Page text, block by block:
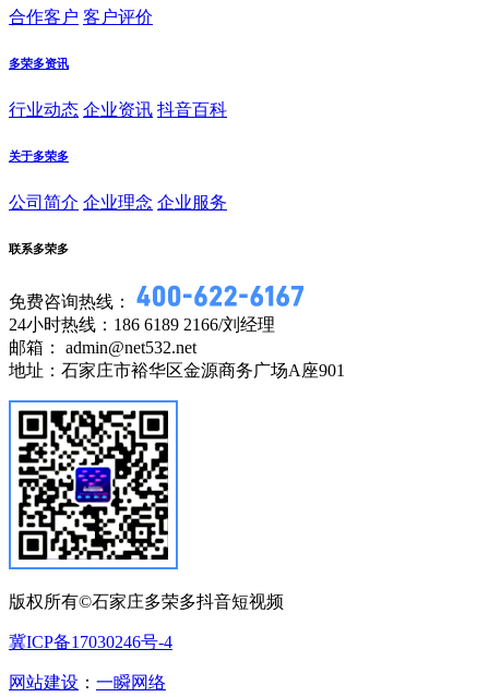
合作客户 客户评价
多荣多资讯
行业动态 企业资讯 抖音百科
关于多荣多
公司简介 企业理念 企业服务
联系多荣多
免费咨询热线：
24小时热线：186 6189 2166/刘经理
邮箱： admin@net532.net
地址：石家庄市裕华区金源商务广场A座901
版权所有©石家庄多荣多抖音短视频
冀ICP备17030246号-4
网站建设 ： 一瞬网络